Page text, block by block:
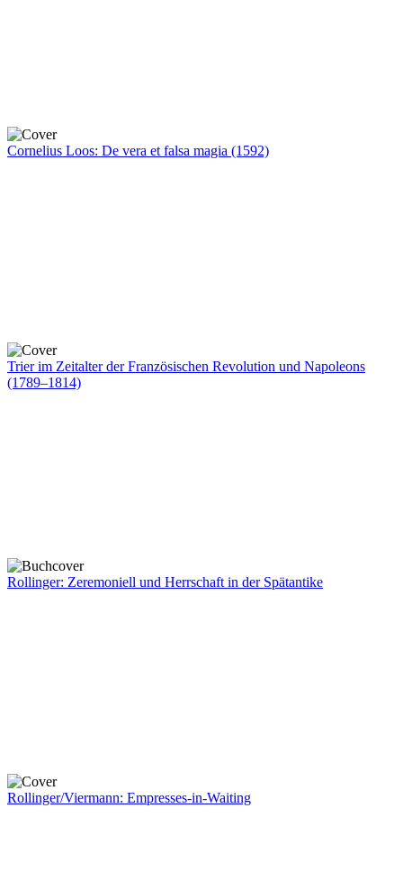
Cornelius Loos: De vera et falsa magia (1592)
Trier im Zeitalter der Französischen Revolution und Napoleons
(1789–1814)
Rollinger: Zeremoniell und Herrschaft in der Spätantike
Rollinger/Viermann: Empresses-in-Waiting